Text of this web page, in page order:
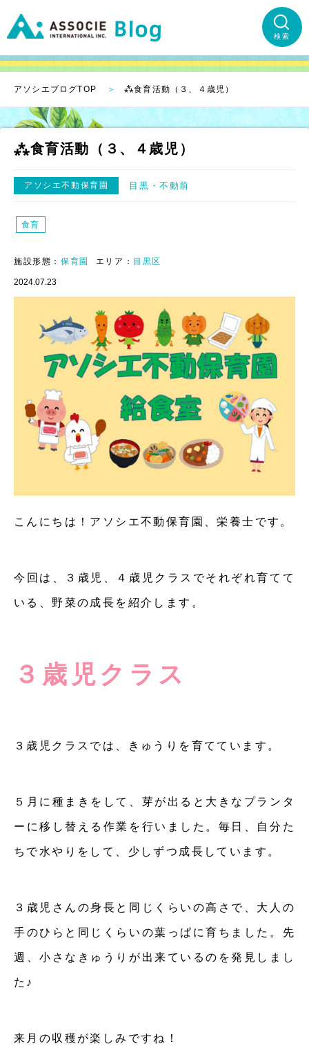
検索
アソシエブログTOP ⁂食育活動（３、４歳児）
⁂食育活動（３、４歳児）
アソシエ不動保育園 目黒 不動前
食育
施設形態： 保育園 エリア： 目黒区
2024.07.23
こんにちは！アソシエ不動保育園、栄養士です。
今回は、３歳児、４歳児クラスでそれぞれ育てて
いる、野菜の成長を紹介します。
３歳児クラス
３歳児クラスでは、きゅうりを育てています。
５月に種まきをして、芽が出ると大きなプランタ
ーに移し替える作業を行いました。毎日、自分た
ちで水やりをして、少しずつ成長しています。
３歳児さんの身長と同じくらいの高さで、大人の
手のひらと同じくらいの葉っぱに育ちました。先
週、小さなきゅうりが出来ているのを発見しまし
た♪
来月の収穫が楽しみですね！